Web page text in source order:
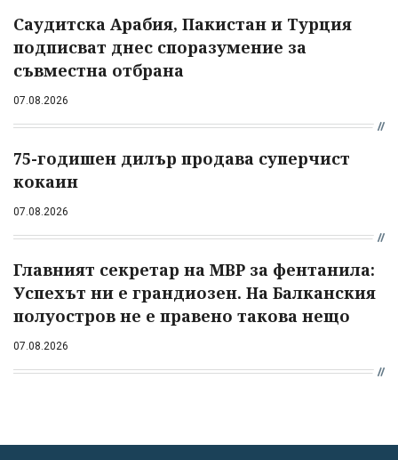
Саудитска Арабия, Пакистан и Турция
подписват днес споразумение за
съвместна отбрана
07.08.2026
75-годишен дилър продава суперчист
кокаин
07.08.2026
Главният секретар на МВР за фентанила:
Успехът ни е грандиозен. На Балканския
полуостров не е правено такова нещо
07.08.2026